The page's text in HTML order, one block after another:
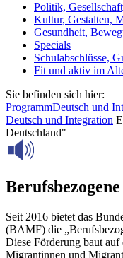
Politik,
Kultur, Gestalten,
Gesundheit,
Specials
Schulabschlüsse,
Fit und aktiv im
Sie befinden sich hier:
ProgrammDeutsch und
Deutsch und Integration
Deutschland"
Seit 2016 bietet das
(BAMF) die
Diese Förderung baut
Migrantinnen und